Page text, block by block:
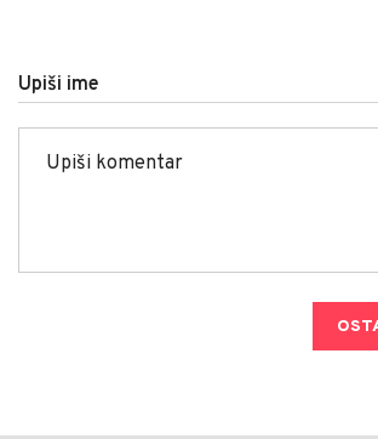
Upiši ime